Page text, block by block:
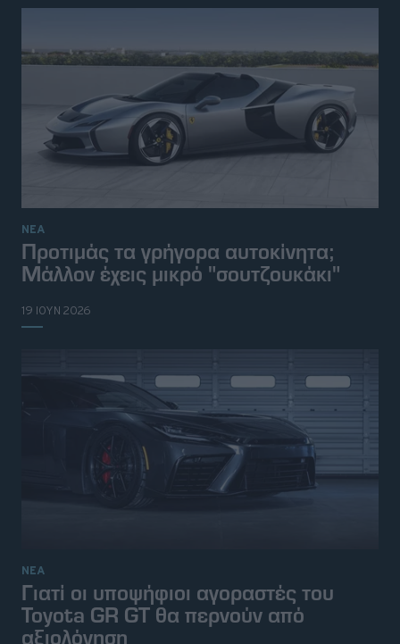
ΝΕΑ
Προτιμάς τα γρήγορα αυτοκίνητα;
Μάλλον έχεις μικρό "σουτζουκάκι"
19 ΙΟΥΝ 2026
ΝΕΑ
Γιατί οι υποψήφιοι αγοραστές του
Toyota GR GT θα περνούν από
αξιολόγηση
© 2026 Topgear
Σχετικά με εμάς
Επικοινωνήστε μαζί μας
Διαφημιστείτε
Όροι Χρήσης - Πολιτική Απορρήτου